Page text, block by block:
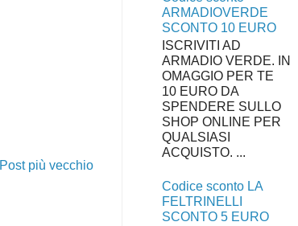
Post più vecchio
ARMADIOVERDE
SCONTO 10 EURO
ISCRIVITI AD
ARMADIO VERDE. IN
OMAGGIO PER TE
10 EURO DA
SPENDERE SULLO
SHOP ONLINE PER
QUALSIASI
ACQUISTO. ...
Codice sconto LA
FELTRINELLI
SCONTO 5 EURO